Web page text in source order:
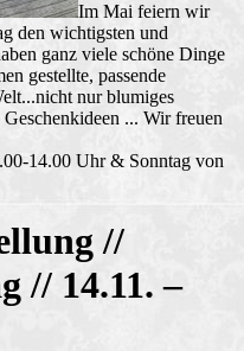
Im Mai feiern wir
den wichtigsten und
ganz viele schöne Dinge
gestellte, passende
nur blumiges
... Wir freuen
14.00 Uhr & Sonntag von
//
// 14.11. –